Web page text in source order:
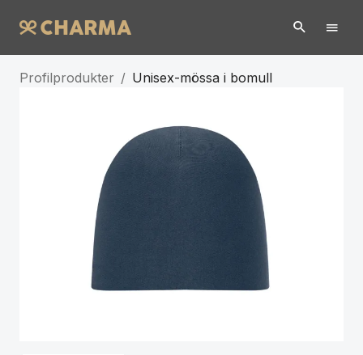
Profilprodukter / Unisex-mössa i bomull